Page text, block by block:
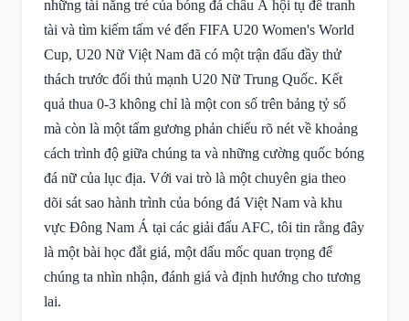
những tài năng trẻ của bóng đá châu Á hội tụ để tranh
tài và tìm kiếm tấm vé đến FIFA U20 Women's World
Cup, U20 Nữ Việt Nam đã có một trận đấu đầy thử
thách trước đối thủ mạnh U20 Nữ Trung Quốc. Kết
quả thua 0-3 không chỉ là một con số trên bảng tỷ số
mà còn là một tấm gương phản chiếu rõ nét về khoảng
cách trình độ giữa chúng ta và những cường quốc bóng
đá nữ của lục địa. Với vai trò là một chuyên gia theo
dõi sát sao hành trình của bóng đá Việt Nam và khu
vực Đông Nam Á tại các giải đấu AFC, tôi tin rằng đây
là một bài học đắt giá, một dấu mốc quan trọng để
chúng ta nhìn nhận, đánh giá và định hướng cho tương
lai.